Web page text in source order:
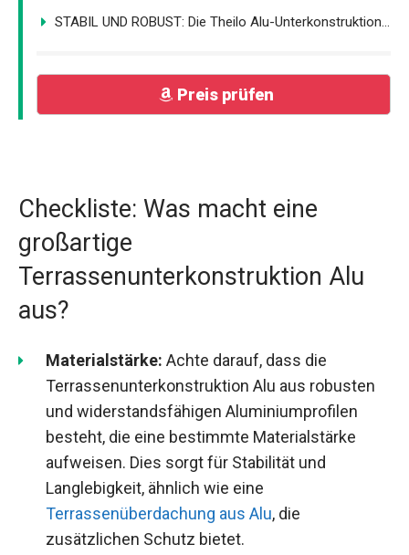
STABIL UND ROBUST: Die Theilo Alu-Unterkonstruktion...
Preis prüfen
Checkliste: Was macht eine
großartige
Terrassenunterkonstruktion Alu
aus?
Materialstärke: Achte darauf, dass die
Terrassenunterkonstruktion Alu aus robusten
und widerstandsfähigen Aluminiumprofilen
besteht, die eine bestimmte Materialstärke
aufweisen. Dies sorgt für Stabilität und
Langlebigkeit, ähnlich wie eine
Terrassenüberdachung aus Alu, die
zusätzlichen Schutz bietet.